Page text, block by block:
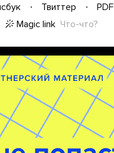
Твиттер
PDF
Magic link Что-что?